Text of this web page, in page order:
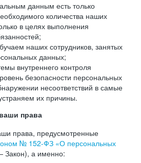
данным есть только
количества наших
в целях выполнения
наших сотрудников, занятых
данных;
внутреннего контроля
безопасности персональных
несоответствий в самые
их причины.
права
права, предусмотренные
№ 152-ФЗ «О персональных
Закон), а именно: